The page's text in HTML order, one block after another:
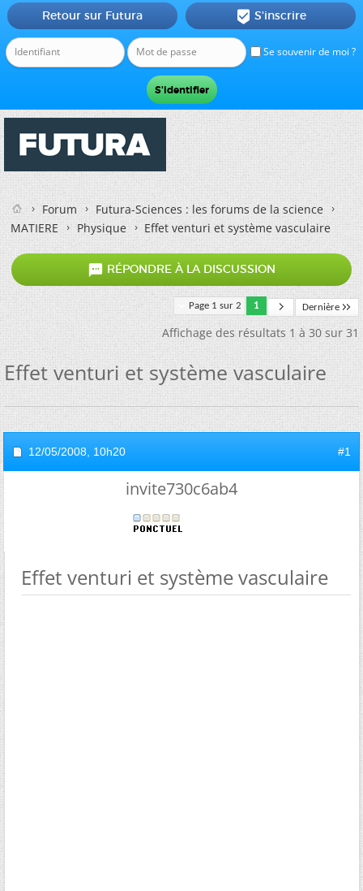
Se souvenir de moi ?
Retour sur Futura  S'inscrire
Forum
Futura-Sciences : les forums de la science
MATIERE
Physique Effet venturi et système vasculaire
 RÉPONDRE À LA DISCUSSION
Page 1 sur 2 1 Dernière
Affichage des résultats 1 à 30 sur 31
Effet venturi et système vasculaire
12/05/2008, 10h20 #1
invite730c6ab4
Effet venturi et système vasculaire